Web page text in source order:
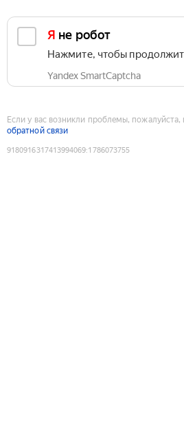
Я не робот
Нажмите, чтобы
Yandex SmartCaptcha
Если у вас возникли проблемы, пожалуйста,
обратной связи
9180916317413994069:1786073755